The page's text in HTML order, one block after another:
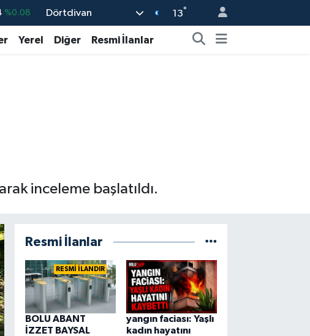
%0.08
%-0.02
Dörtdivan 13°
Yerel Diğer Resmi İlanlar
inceleme başlatıldı.
Resmi İlanlar
RESMİ İLANDIR
BOLU ABANT
İZZET BAYSAL
yangın faciası: Yaşlı
kadın hayatını